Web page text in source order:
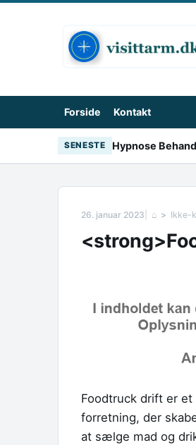
Forside Kontakt
SENESTE Hypnose
26. januar 2023 ⌂ Ikke-
Foodtruck drift er
forretning, der
at sælge mad og